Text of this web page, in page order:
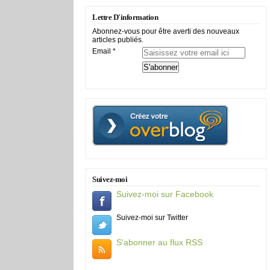
Lettre D'information
Abonnez-vous pour être averti des nouveaux
articles publiés.
Email
Suivez-moi
Suivez-moi sur Facebook
Suivez-moi sur Twitter
S'abonner au flux RSS